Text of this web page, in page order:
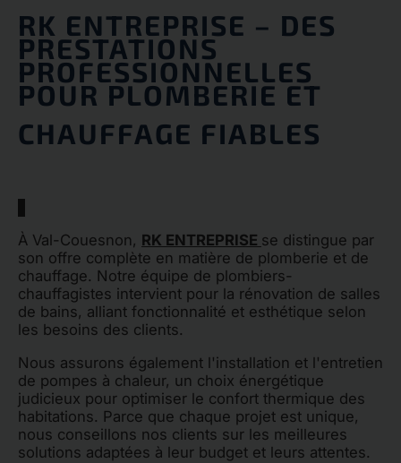
RK ENTREPRISE – DES
PRESTATIONS
PROFESSIONNELLES
POUR PLOMBERIE ET
CHAUFFAGE FIABLES
À Val-Couesnon, RK ENTREPRISE se distingue par
son offre complète en matière de plomberie et de
chauffage. Notre équipe de plombiers-
chauffagistes intervient pour la rénovation de salles
de bains, alliant fonctionnalité et esthétique selon
les besoins des clients.
Nous assurons également l'installation et l'entretien
de pompes à chaleur, un choix énergétique
judicieux pour optimiser le confort thermique des
habitations. Parce que chaque projet est unique,
nous conseillons nos clients sur les meilleures
solutions adaptées à leur budget et leurs attentes.